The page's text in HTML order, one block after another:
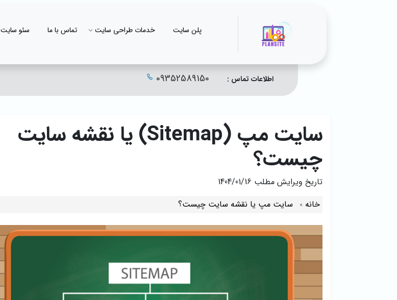
پلن سایت خدمات طراحی سایت تماس با ما سئو سایت
اطلاعات تماس : 09352589150
سایت مپ (Sitemap) یا نقشه سایت
چیست؟
تاریخ ویرایش مطلب 1404/01/16
خانه
سایت مپ یا نقشه سایت چیست؟